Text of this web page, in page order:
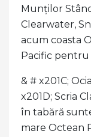
Munților
Clearwater,
acum coasta
Pacific
& # x201C;
x201D; Scria
în tabără
mare Octean